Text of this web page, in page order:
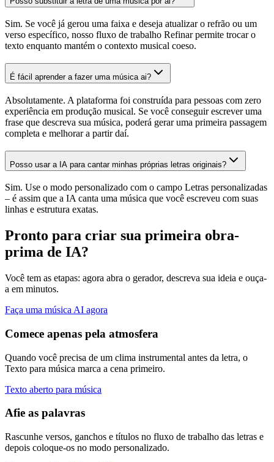
Sim. Se você já gerou uma faixa e deseja atualizar o refrão ou um
verso específico, nosso fluxo de trabalho Refinar permite trocar o
texto enquanto mantém o contexto musical coeso.
É fácil aprender a fazer uma música ai?
Absolutamente. A plataforma foi construída para pessoas com zero
experiência em produção musical. Se você conseguir escrever uma
frase que descreva sua música, poderá gerar uma primeira passagem
completa e melhorar a partir daí.
Posso usar a IA para cantar minhas próprias letras originais?
Sim. Use o modo personalizado com o campo Letras personalizadas
– é assim que a IA canta uma música que você escreveu com suas
linhas e estrutura exatas.
Pronto para criar sua primeira obra-
prima de IA?
Você tem as etapas: agora abra o gerador, descreva sua ideia e ouça-
a em minutos.
Faça uma música AI agora
Comece apenas pela atmosfera
Quando você precisa de um clima instrumental antes da letra, o
Texto para música marca a cena primeiro.
Texto aberto para música
Afie as palavras
Rascunhe versos, ganchos e títulos no fluxo de trabalho das letras e
depois coloque-os no modo personalizado.